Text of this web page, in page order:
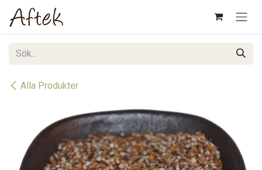
Hoppa till innehåll
Alla Produkter